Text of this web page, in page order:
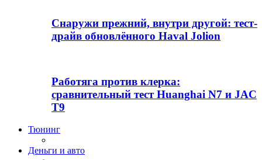
Снаружи прежний, внутри другой: тест-
драйв обновлённого Haval Jolion
Работяга против клерка:
сравнительный тест Huanghai N7 и JAC
T9
Тюнинг
Деньги и авто